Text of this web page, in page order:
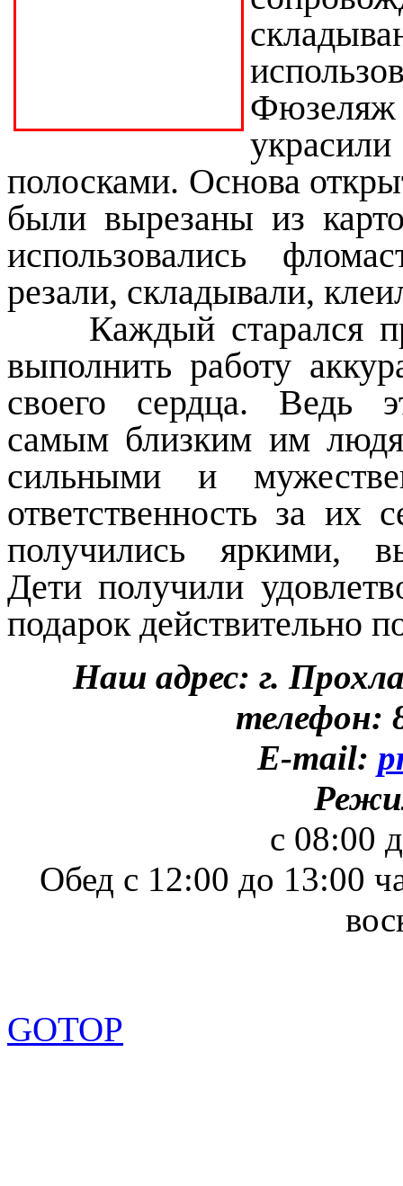
полосками. Основа
были вырезаны из
использовались
резали, складывали,
Каждый старался
выполнить работу
своего сердца. Ведь
самым близким им
сильными и
ответственность за
получились яркими,
Дети получили
подарок действительно
Наш адрес: г.
телефон:
E-mail:
с 08:00
Обед с 12:00 до 13:00
GOTOP